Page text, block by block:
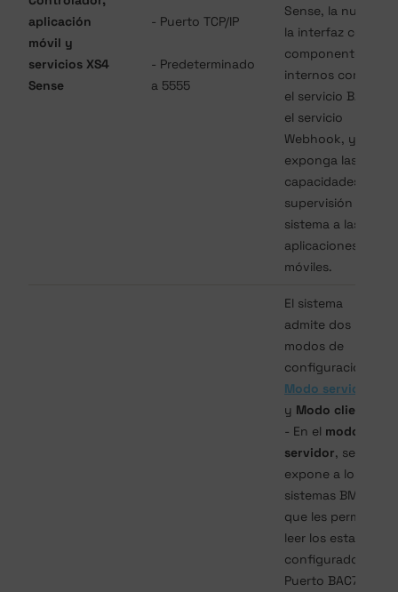
aplicación
móvil y
servicios XS4
Sense
- Puerto TCP/IP
- Predeterminado
a 5555
Sense, la nube,
la interfaz con
componentes
internos como
el servicio BAS y
el servicio
Webhook, y
exponga las
capacidades de
supervisión del
sistema a las
aplicaciones
móviles.
El sistema
admite dos
modos de
configuración:
Modo servidor
y Modo cliente
- En el modo
servidor, se
expone a los
sistemas BMS, lo
que les permite
leer los estados
configurados.
Puerto BAC7